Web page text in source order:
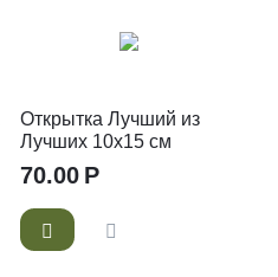
Открытка Лучший из
Лучших 10х15 см
70.00 Р